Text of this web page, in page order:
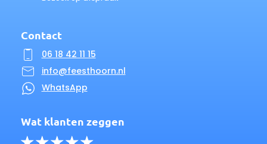
Contact
06 18 42 11 15
info@feesthoorn.nl
WhatsApp
Wat klanten zeggen